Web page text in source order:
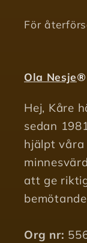
För
Ola Nesje®
Hej, Kåre
sedan
hjälpt
att ge
Org nr: